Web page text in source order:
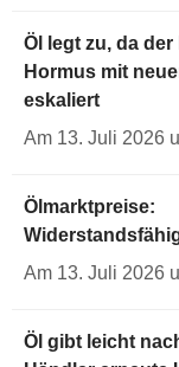
Öl legt zu, da
Hormus mit
eskaliert
Am 13. Juli 2026
Ölmarktpreise:
Am 13. Juli 2026
Öl gibt leicht